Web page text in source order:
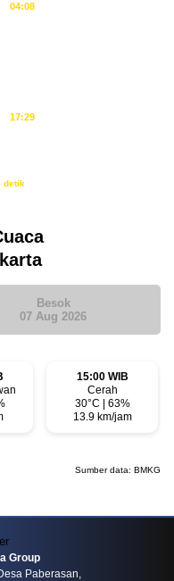
04:08
17:29
detik
Besok
07 Aug 2026
15:00 WIB
Cerah
30°C | 63%
13.9 km/jam
Sumber data: BMKG
Group
Paberasan,